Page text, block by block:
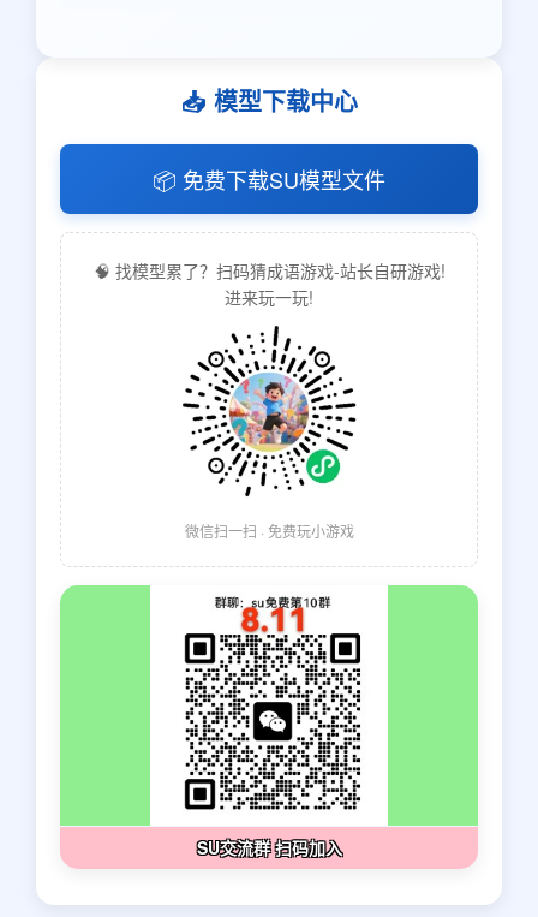
📥 模型下载中心
📦 免费下载SU模型文件
🧠 找模型累了？扫码猜成语游戏-站长自研游戏!
进来玩一玩!
微信扫一扫 · 免费玩小游戏
SU交流群 扫码加入